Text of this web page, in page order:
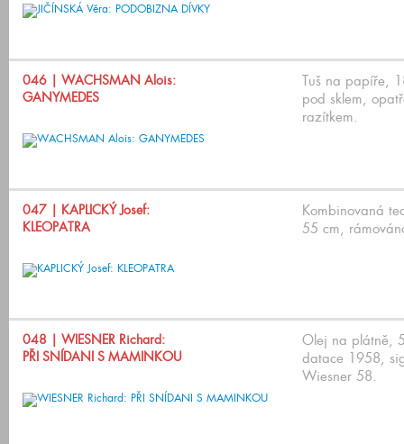
046 | WACHSMAN Alois:
GANYMEDES
Tuš na papíře,
pod sklem,
razítkem.
047 | KAPLICKÝ Josef:
KLEOPATRA
Kombinovaná
55 cm,
048 | WIESNER Richard:
PŘI SNÍDANI S MAMINKOU
Olej na plátně,
datace 1958,
Wiesner 58.